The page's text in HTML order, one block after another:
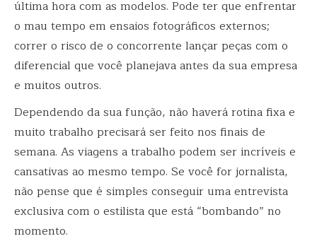
última hora com as modelos. Pode ter que enfrentar
o mau tempo em ensaios fotográficos externos;
correr o risco de o concorrente lançar peças com o
diferencial que você planejava antes da sua empresa
e muitos outros.
Dependendo da sua função, não haverá rotina fixa e
muito trabalho precisará ser feito nos finais de
semana. As viagens a trabalho podem ser incríveis e
cansativas ao mesmo tempo. Se você for jornalista,
não pense que é simples conseguir uma entrevista
exclusiva com o estilista que está “bombando” no
momento.